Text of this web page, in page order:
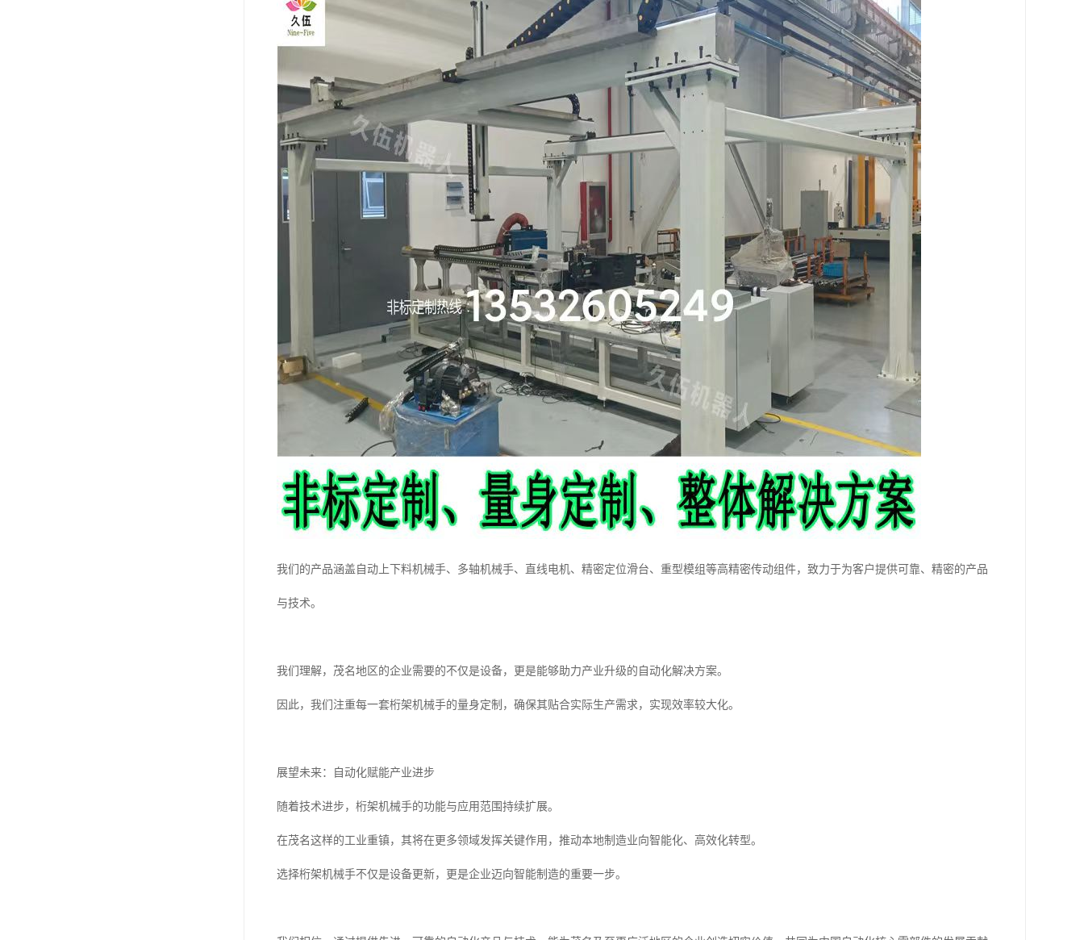
我们的产品涵盖自动上下料机械手、多轴机械手、直线电机、精密定位滑台、重型模组等高精密传动组件，致力于为客户提供可靠、精密的产品
与技术。
我们理解，茂名地区的企业需要的不仅是设备，更是能够助力产业升级的自动化解决方案。
因此，我们注重每一套桁架机械手的量身定制，确保其贴合实际生产需求，实现效率较大化。
展望未来：自动化赋能产业进步
随着技术进步，桁架机械手的功能与应用范围持续扩展。
在茂名这样的工业重镇，其将在更多领域发挥关键作用，推动本地制造业向智能化、高效化转型。
选择桁架机械手不仅是设备更新，更是企业迈向智能制造的重要一步。